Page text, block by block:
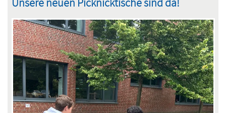
geschafft!
Unsere neuen Picknicktische sind da!